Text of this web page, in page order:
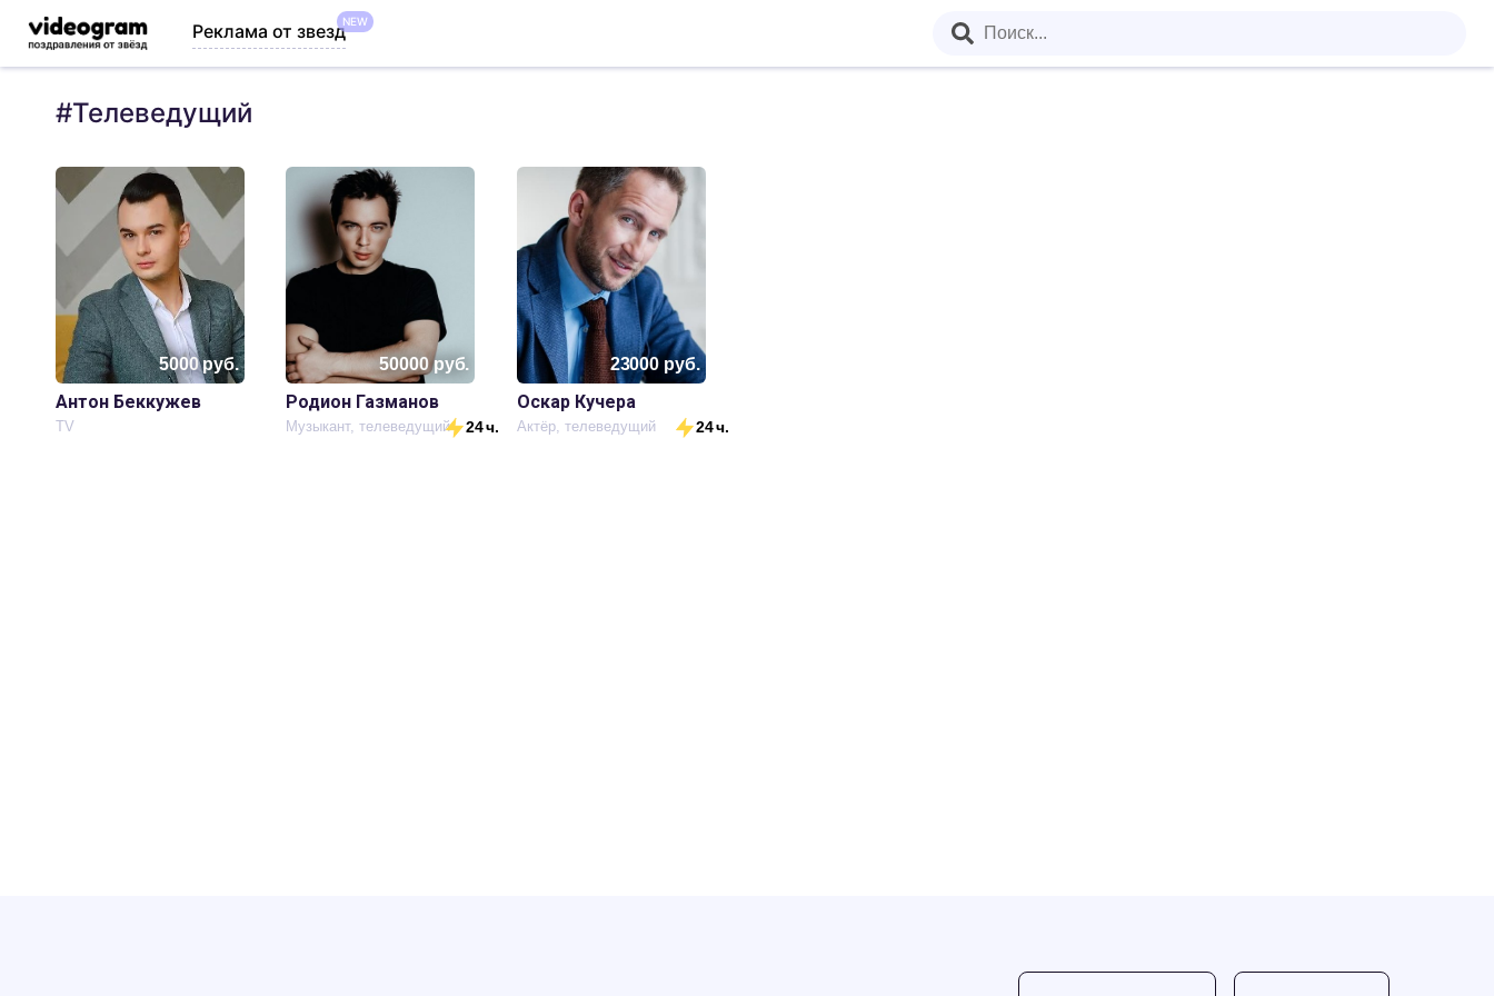
Реклама от звездNEW
#Телеведущий
5000руб.
Антон Беккужев
TV
50000руб.
Родион Газманов
Музыкант, телеведущий 24 ч.
23000 руб.
Оскар Кучера
Актёр, телеведущий 24 ч.